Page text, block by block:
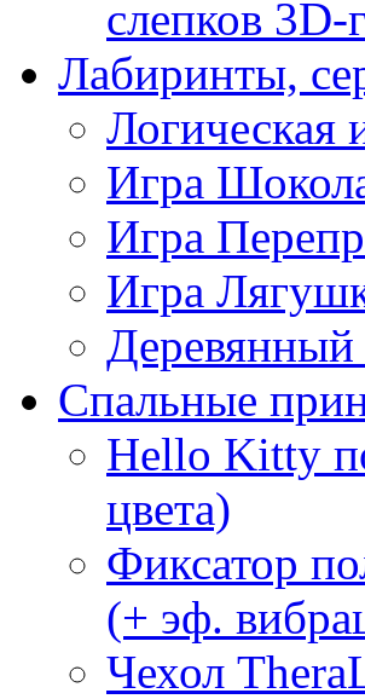
слепков
Лабиринты,
Логическая
Игра
Игра
Игра
Деревянный
Спальные
Hello Kitty
цвета)
Фиксатор
(+ эф.
Чехол